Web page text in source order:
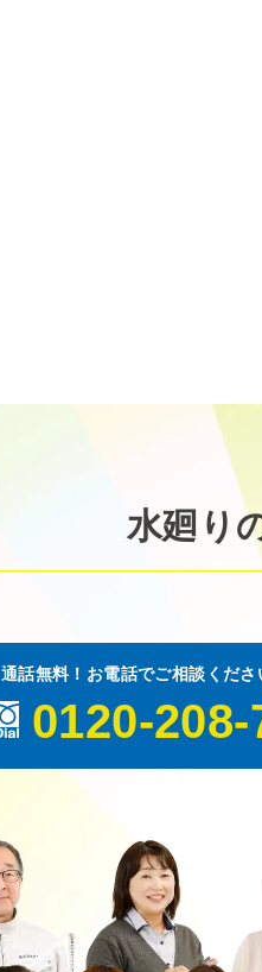
水廻り
通話無料！お電話でご相談くださ
0120-208-